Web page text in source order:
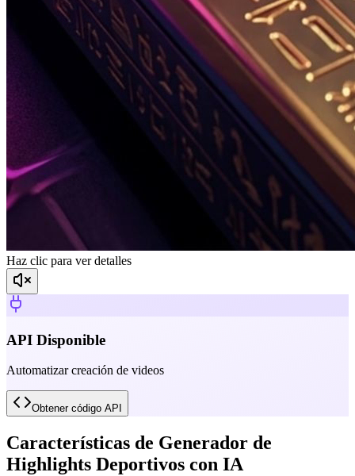
Haz clic para ver detalles
API Disponible
Automatizar creación de videos
Obtener código API
Características de Generador de
Highlights Deportivos con IA